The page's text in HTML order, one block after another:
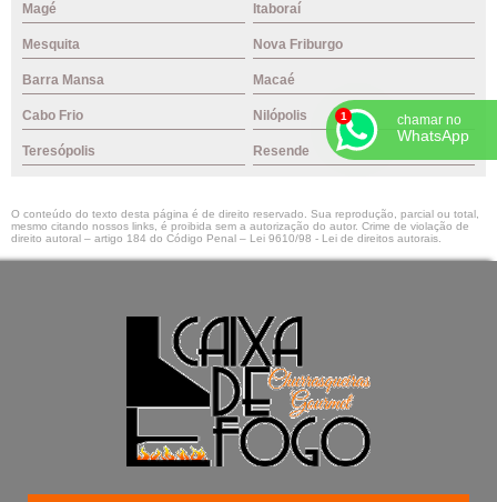
Magé Itaboraí
Mesquita Nova Friburgo
Barra Mansa Macaé
Cabo Frio Nilópolis
Teresópolis Resende
O conteúdo do texto desta página é de direito reservado. Sua reprodução, parcial ou total,
mesmo citando nossos links, é proibida sem a autorização do autor. Crime de violação de
direito autoral – artigo 184 do Código Penal – Lei 9610/98 - Lei de direitos autorais.
chamar no
WhatsApp